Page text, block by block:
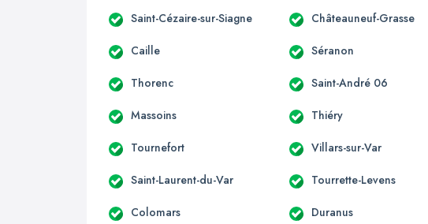
Saint-Cézaire-sur-Siagne Châteauneuf-Grasse
Caille Séranon
Thorenc Saint-André 06
Massoins Thiéry
Tournefort Villars-sur-Var
Saint-Laurent-du-Var Tourrette-Levens
Colomars Duranus